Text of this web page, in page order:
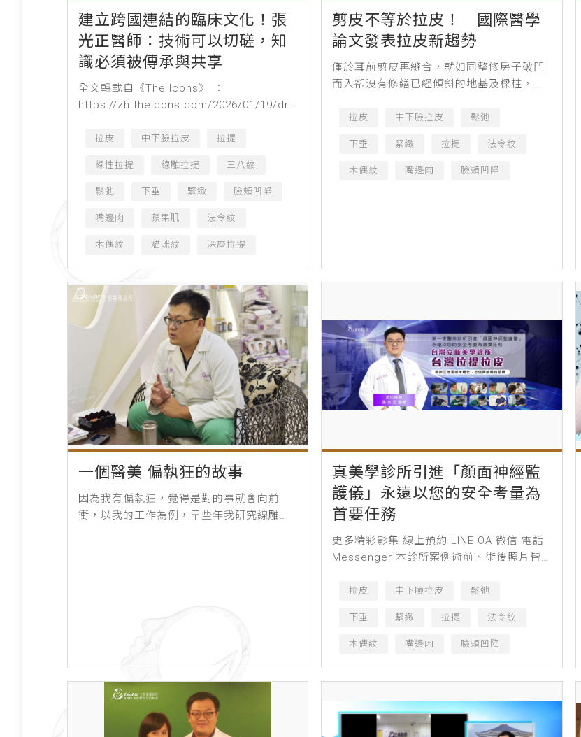
建立跨國連結的臨床文化！張
光正醫師：技術可以切磋，知
識必須被傳承與共享
全文轉載自《The Icons》 ：
https://zh.theicons.com/2026/01/19/dr-
時尚診所執...
拉皮 中下臉拉皮 拉提
線性拉提 線雕拉提 三八紋
鬆弛 下垂 緊緻 臉頰凹陷
嘴邊肉 蘋果肌 法令紋
木偶紋 貓咪紋 深層拉提
剪皮不等於拉皮！ 國際醫學
論文發表拉皮新趨勢
僅於耳前剪皮再縫合，就如同整修房子破門
而入卻沒有修繕已經傾斜的地基及樑柱，因
供） 人類在延緩衰老的研究未曾中斷，自古
拉皮 中下臉拉皮 鬆弛
下垂 緊緻 拉提 法令紋
木偶紋 嘴邊肉 臉頰凹陷
一個醫美 偏執狂的故事
因為我有偏執狂，覺得是對的事就會向前
衝，以我的工作為例，早些年我研究線雕，
真美學診所引進「顏面神經監
護儀」永遠以您的安全考量為
首要任務
更多精彩影集 線上預約 LINE OA 微信 電話
Messenger 本診所案例術前、術後照片皆
衛生教育與醫療知識之使用，療程前請務必
拉皮 中下臉拉皮 鬆弛
下垂 緊緻 拉提 法令紋
木偶紋 嘴邊肉 臉頰凹陷